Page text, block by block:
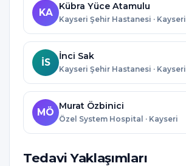
KA
Kübra Yüce Atamulu
Kayseri Şehir Hastanesi · Kayseri
İS
İnci Sak
Kayseri Şehir Hastanesi · Kayseri
MÖ
Murat Özbinici
Özel System Hospital · Kayseri
Tedavi Yaklaşımları